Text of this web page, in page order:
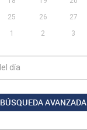
25 26 27
1 2 3
BÚSQUEDA AVANZADA